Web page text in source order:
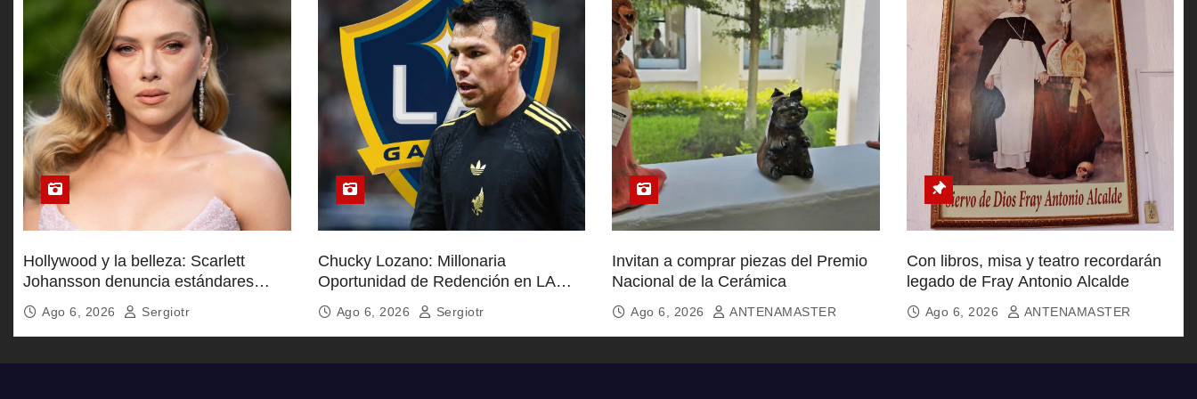
d
a
s
Hollywood y la belleza: Scarlett
Johansson denuncia estándares
inalcanzables
Ago 6, 2026 Sergiotr
Chucky Lozano: Millonaria
Oportunidad de Redención en LA
Galaxy
Ago 6, 2026 Sergiotr
Invitan a comprar piezas del Premio
Nacional de la Cerámica
Ago 6, 2026 ANTENAMASTER
Con libros, misa y teatro recordarán
legado de Fray Antonio Alcalde
Ago 6, 2026 ANTENAMASTER